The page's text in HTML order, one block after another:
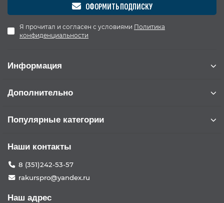
ОФОРМИТЬ ПОДПИСКУ
Я прочитал и согласен с условиями Политика
конфиденциальности
Информация
Дополнительно
Популярные категории
Наши контакты
8 (351)242-53-57
rakurspro@yandex.ru
Наш адрес